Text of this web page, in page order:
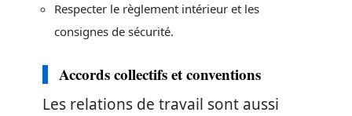
Respecter le règlement intérieur et les
consignes de sécurité.
Accords collectifs et conventions
Les relations de travail sont aussi